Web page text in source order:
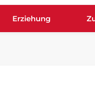
Erziehung